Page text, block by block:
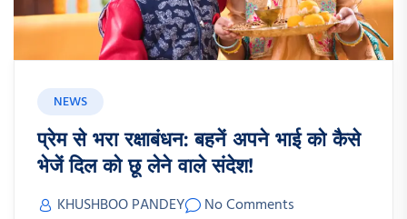
NEWS
प्रेम से भरा रक्षाबंधन: बहनें अपने भाई को कैसे
भेजें दिल को छू लेने वाले संदेश!
KHUSHBOO PANDEY
No Comments